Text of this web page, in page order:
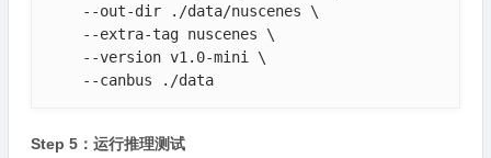
    --out-dir ./data/nuscenes \
    --extra-tag nuscenes \
    --version v1.0-mini \
    --canbus ./data
Step 5：运行推理测试